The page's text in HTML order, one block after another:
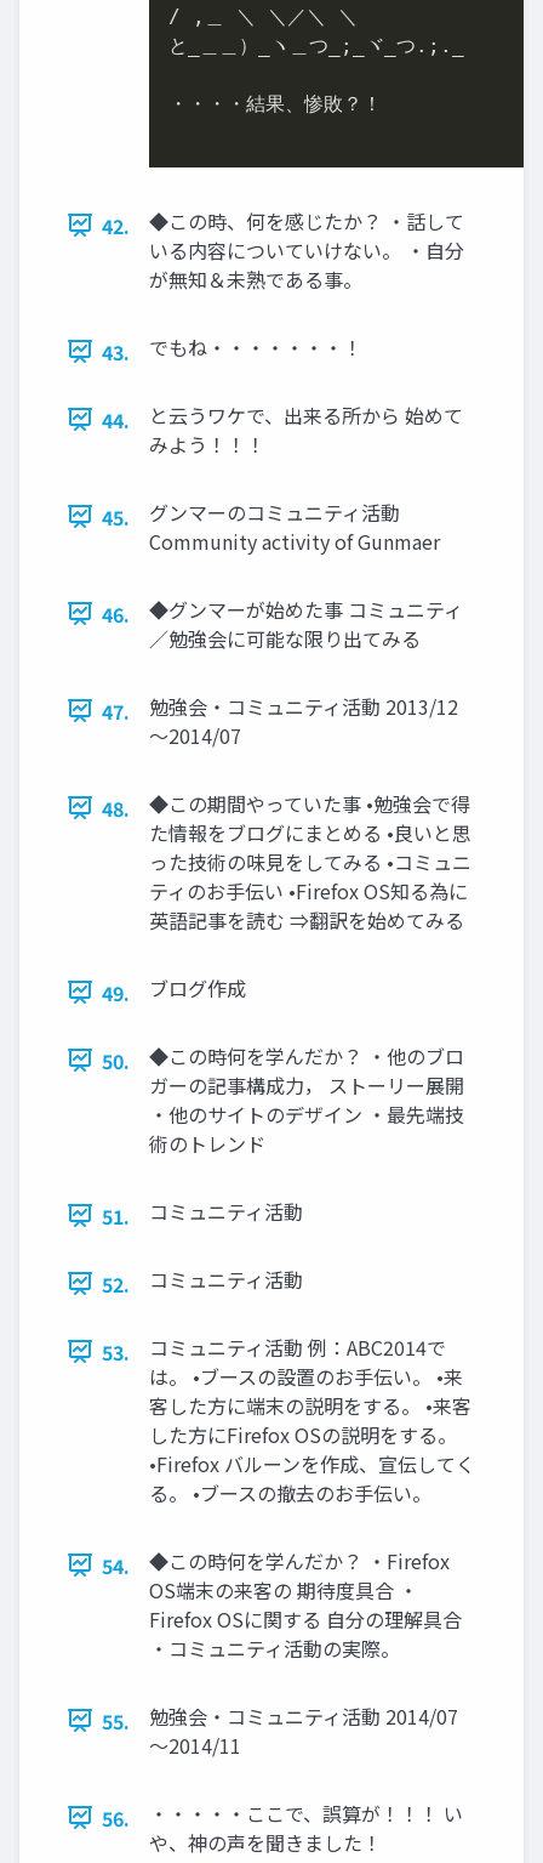
/ ,＿ ＼ ＼／＼ ＼
と_＿＿）_ヽ＿つ_;_ヾ_つ.;._
・・・・結果、惨敗？！
42.
◆この時、何を感じたか？ ・話して
いる内容についていけない。 ・自分
が無知＆未熟である事。
43. でもね・・・・・・・！
44.
と云うワケで、出来る所から 始めて
みよう！！！
45.
グンマーのコミュニティ活動
Community activity of Gunmaer
46.
◆グンマーが始めた事 コミュニティ
／勉強会に可能な限り出てみる
47.
勉強会・コミュニティ活動 2013/12
～2014/07
48.
◆この期間やっていた事 •勉強会で得
た情報をブログにまとめる •良いと思
った技術の味見をしてみる •コミュニ
ティのお手伝い •Firefox OS知る為に
英語記事を読む ⇒翻訳を始めてみる
49. ブログ作成
50.
◆この時何を学んだか？ ・他のブロ
ガーの記事構成力， ストーリー展開
・他のサイトのデザイン ・最先端技
術のトレンド
51. コミュニティ活動
52. コミュニティ活動
53.
コミュニティ活動 例：ABC2014で
は。 •ブースの設置のお手伝い。 •来
客した方に端末の説明をする。 •来客
した方にFirefox OSの説明をする。
•Firefox バルーンを作成、宣伝してく
る。 •ブースの撤去のお手伝い。
54.
◆この時何を学んだか？ ・Firefox
OS端末の来客の 期待度具合 ・
Firefox OSに関する 自分の理解具合
・コミュニティ活動の実際。
55.
勉強会・コミュニティ活動 2014/07
～2014/11
56.
・・・・・ここで、誤算が！！！ い
や、神の声を聞きました！